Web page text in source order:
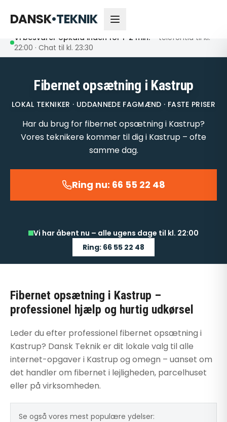
DANSK•TEKNIK
Åbent nu
Vi besvarer opkald inden for 1-2 min. – telefontid til kl.
22:00 · Chat til kl. 23:30
Fibernet opsætning i Kastrup
LOKAL TEKNIKER · UDDANNEDE FAGMÆND · FASTE PRISER
Har du brug for fibernet opsætning i Kastrup?
Vores teknikere kommer til dig i Kastrup – ofte
samme dag.
Ring nu: 66 55 22 48
Vi har åbent nu – alle ugens dage til kl. 22:00
Ring: 66 55 22 48
Fibernet opsætning i Kastrup –
professionel hjælp og hurtig udkørsel
Leder du efter professionel fibernet opsætning i
Kastrup? Dansk Teknik er dit lokale valg til alle
internet-opgaver i Kastrup og omegn – uanset om
det handler om fibernet i lejligheden, parcelhuset
eller på virksomheden.
Se også vores mest populære ydelser: